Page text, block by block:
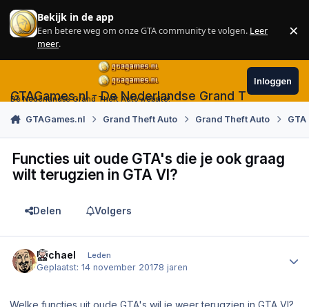
Skip to content
Bekijk in de app
Een betere weg om onze GTA community te volgen. Leer
meer.
×
GTAGames.nl - De Nederlandse Grand Theft Auto
De Nederlandse Grand Theft Auto website!
Inloggen
GTAGames.nl Grand Theft Auto Grand Theft Auto
Functies uit oude GTA's die je ook graag
wilt terugzien in GTA VI?
Delen Volgers
Michael Leden
Geplaatst:14 november 20178 jaren